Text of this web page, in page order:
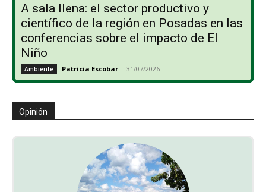
A sala llena: el sector productivo y
científico de la región en Posadas en las
conferencias sobre el impacto de El
Niño
Ambiente Patricia Escobar - 31/07/2026
Opinión